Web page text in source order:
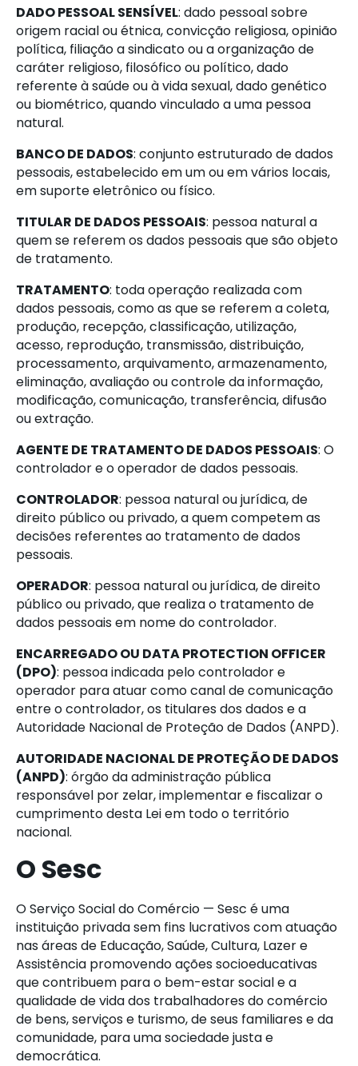
DADO PESSOAL SENSÍVEL: dado pessoal sobre
origem racial ou étnica, convicção religiosa, opinião
política, filiação a sindicato ou a organização de
caráter religioso, filosófico ou político, dado
referente à saúde ou à vida sexual, dado genético
ou biométrico, quando vinculado a uma pessoa
natural.
BANCO DE DADOS: conjunto estruturado de dados
pessoais, estabelecido em um ou em vários locais,
em suporte eletrônico ou físico.
TITULAR DE DADOS PESSOAIS: pessoa natural a
quem se referem os dados pessoais que são objeto
de tratamento.
TRATAMENTO: toda operação realizada com
dados pessoais, como as que se referem a coleta,
produção, recepção, classificação, utilização,
acesso, reprodução, transmissão, distribuição,
processamento, arquivamento, armazenamento,
eliminação, avaliação ou controle da informação,
modificação, comunicação, transferência, difusão
ou extração.
AGENTE DE TRATAMENTO DE DADOS PESSOAIS: O
controlador e o operador de dados pessoais.
CONTROLADOR: pessoa natural ou jurídica, de
direito público ou privado, a quem competem as
decisões referentes ao tratamento de dados
pessoais.
OPERADOR: pessoa natural ou jurídica, de direito
público ou privado, que realiza o tratamento de
dados pessoais em nome do controlador.
ENCARREGADO OU DATA PROTECTION OFFICER
(DPO): pessoa indicada pelo controlador e
operador para atuar como canal de comunicação
entre o controlador, os titulares dos dados e a
Autoridade Nacional de Proteção de Dados (ANPD).
AUTORIDADE NACIONAL DE PROTEÇÃO DE DADOS
(ANPD): órgão da administração pública
responsável por zelar, implementar e fiscalizar o
cumprimento desta Lei em todo o território
nacional.
O Sesc
O Serviço Social do Comércio — Sesc é uma
instituição privada sem fins lucrativos com atuação
nas áreas de Educação, Saúde, Cultura, Lazer e
Assistência promovendo ações socioeducativas
que contribuem para o bem-estar social e a
qualidade de vida dos trabalhadores do comércio
de bens, serviços e turismo, de seus familiares e da
comunidade, para uma sociedade justa e
democrática.